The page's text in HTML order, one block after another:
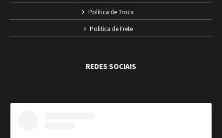
Politica de Troca
Politica de Frete
REDES SOCIAIS